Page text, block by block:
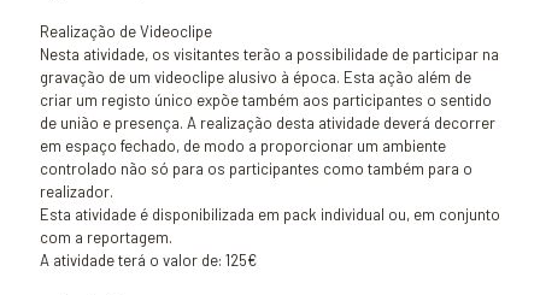
Realização de Videoclipe
Nesta atividade, os visitantes terão a possibilidade de participar na
gravação de um videoclipe alusivo à época. Esta ação além de
criar um registo único expõe também aos participantes o sentido
de união e presença. A realização desta atividade deverá decorrer
em espaço fechado, de modo a proporcionar um ambiente
controlado não só para os participantes como também para o
realizador.
Esta atividade é disponibilizada em pack individual ou, em conjunto
com a reportagem.
A atividade terá o valor de: 125€